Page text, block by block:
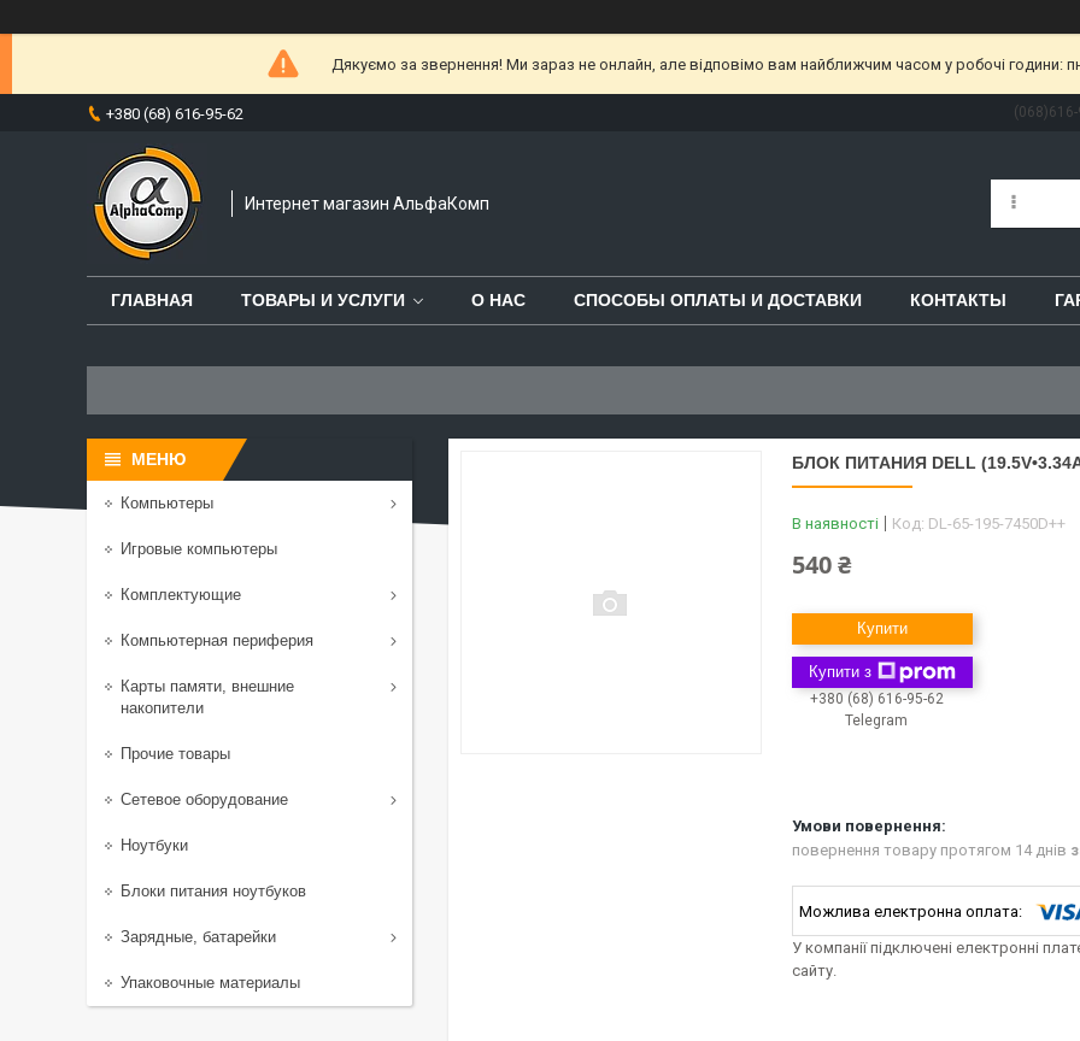
Дякуємо за звернення! Ми зараз не онлайн, але відповімо вам найближчим часом у робочі години:
+380 (68) 616-95-62
Интернет магазин АльфаКомп
ГЛАВНАЯ ТОВАРЫ И УСЛУГИ О НАС СПОСОБЫ ОПЛАТЫ И ДОСТАВКИ КОНТАКТЫ
БЛОК ПИТАНИЯ DELL
В наявності Код: DL-65-195-7450D++
540 ₴
Купити
Купити з
+380 (68) 616-95-62
Telegram
повернення товару протягом 14 днів
У компанії підключені електронні
сайту.
Компьютеры
Игровые компьютеры
Комплектующие
Компьютерная периферия
Карты памяти, внешние
накопители
Прочие товары
Сетевое оборудование
Ноутбуки
Блоки питания ноутбуков
Зарядные, батарейки
Упаковочные материалы